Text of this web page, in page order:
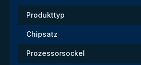
Produkttyp
Chipsatz
Prozessorsockel